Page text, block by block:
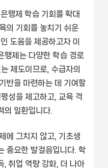
행제 학습 기회를 확대
의 기회를 놓치기 쉬운
도움을 제공하고자 이
행제는 다양한 학습 경로
제도이므로, 수급자의
반을 마련하는 데 기여할
성을 제고하고, 교육 격
의 일환입니다.
에 그치지 않고, 기초생
중요한 발걸음입니다. 학
, 취업 역량 강화, 더 나아